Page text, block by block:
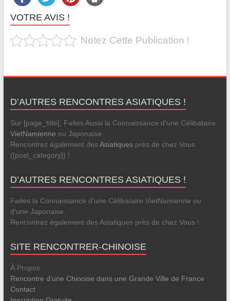
VOTRE AVIS !
Notez Cette Publication !
D’AUTRES RENCONTRES ASIATIQUES !
Sur [page_title], Faites Aussi la Connaissance d'une Célibataire
VietNamienne ou Japonaise.
Rencontrez également desAsiatiquesprès de chez Vous
([post_category]) !
D’AUTRES RENCONTRES ASIATIQUES !
Faites la Connaissance d'une Célibataire VietNamienne ou
d'une Japonaise.
Rencontrez également des Asiatiques près de chez Vous !
SITE RENCONTRER-CHINOISE
À Propos
Rencontre d'une Chinoise dans une Grande Ville de France
Contact